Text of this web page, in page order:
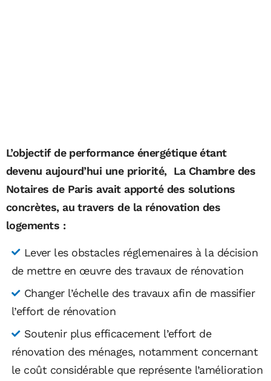
L’objectif de performance énergétique étant
devenu aujourd’hui une priorité, La Chambre des
Notaires de Paris avait apporté des solutions
concrètes, au travers de la rénovation des
logements :
Lever les obstacles réglemenaires à la décision
de mettre en œuvre des travaux de rénovation
Changer l’échelle des travaux afin de massifier
l’effort de rénovation
Soutenir plus efficacement l’effort de
rénovation des ménages, notamment concernant
le coût considérable que représente l’amélioration